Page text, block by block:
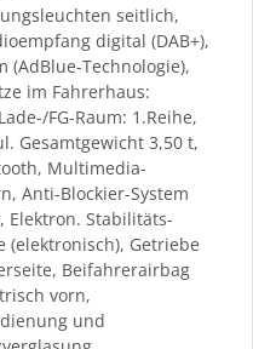
seitlich,
digital (DAB+),
(AdBlue-Technologie),
im Fahrerhaus:
FG-Raum: 1.Reihe,
Gesamtgewicht 3,50 t,
Multimedia-
Anti-Blockier-System
Elektron. Stabilitäts-
(elektronisch), Getriebe
Beifahrerairbag
vorn,
und